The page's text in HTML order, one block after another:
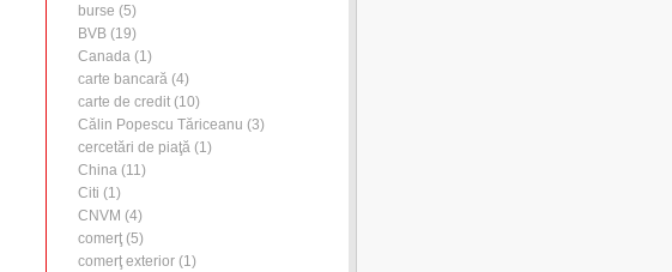
burse (5)
BVB (19)
Canada (1)
carte bancară (4)
carte de credit (10)
Călin Popescu Tăriceanu (3)
cercetări de piaţă (1)
China (11)
Citi (1)
CNVM (4)
comerţ (5)
comerţ exterior (1)